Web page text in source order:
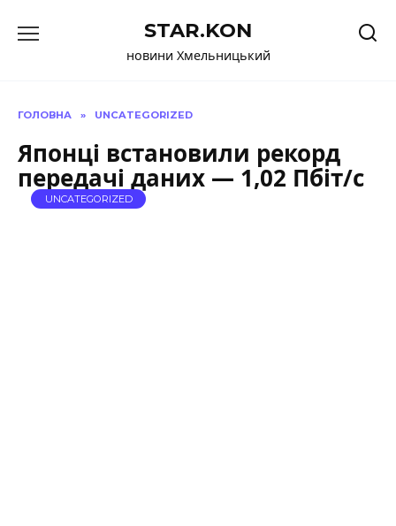
до
STAR.KON
новини Хмельницький
ГОЛОВНА » UNCATEGORIZED
Японці встановили рекорд
передачі даних — 1,02 Пбіт/с
UNCATEGORIZED